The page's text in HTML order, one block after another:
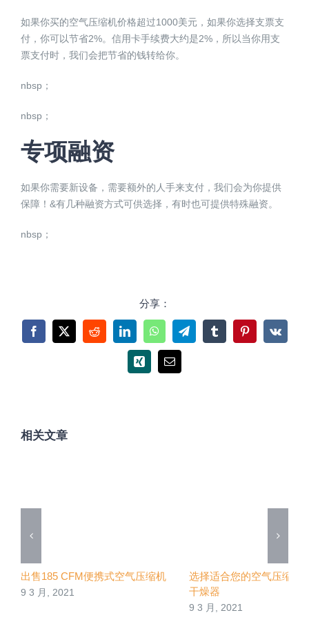
如果你买的空气压缩机价格超过1000美元，如果你选择支票支
付，你可以节省2%。信用卡手续费大约是2%，所以当你用支
票支付时，我们会把节省的钱转给你。
nbsp；
nbsp；
专项融资
如果你需要新设备，需要额外的人手来支付，我们会为你提供
保障！&有几种融资方式可供选择，有时也可提供特殊融资。
nbsp；
分享：
Facebook
X RedditLinkedInWhatsAppTelegramTumblrPinterest
Vk
Xing
电
相关文章
出售185 CFM便携式空气压缩机
9 3 月, 2021
选择适合您的空气压缩机
干燥器
9 3 月, 2021